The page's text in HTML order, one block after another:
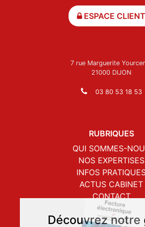
Découvrez notre
ESPACE CLIENT
7 rue Marguerite
21000 DIJON
03 80 53 18 53
RUBRIQUES
QUI SOMMES-
NOS EXPERTISES
INFOS
ACTUS CABINET
CONTACT
ESPACE CLIENT